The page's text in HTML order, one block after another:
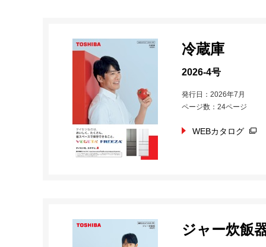
冷蔵庫
2026-4号
発行日：2026年7月
ページ数：24ページ
WEBカタログ
ジャー炊飯